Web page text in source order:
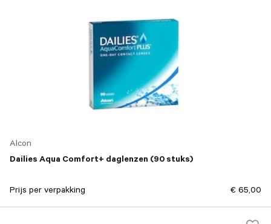
Alcon
Dailies Aqua Comfort+ daglenzen (90 stuks)
Prijs per verpakking € 65,00